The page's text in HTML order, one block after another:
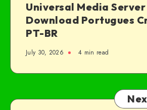
Universal Media Server
Download Portugues
PT-BR
July 30, 2026 4 min read